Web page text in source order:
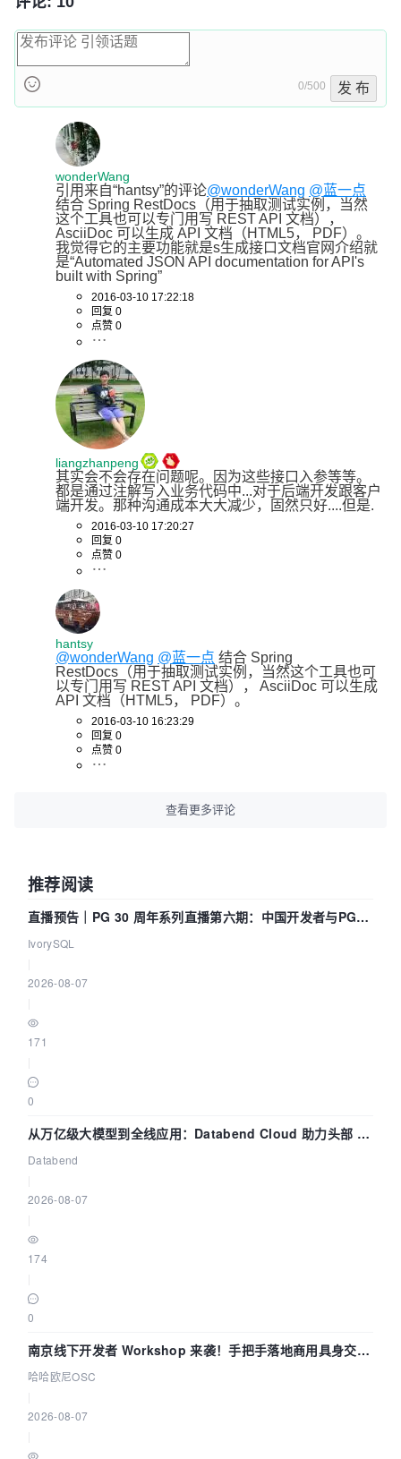
0/500 发 布
wonderWang
引用来自“hantsy”的评论@wonderWang @蓝一点
结合 Spring RestDocs（用于抽取测试实例，当然
这个工具也可以专门用写 REST API 文档），
AsciiDoc 可以生成 API 文档（HTML5， PDF）。
我觉得它的主要功能就是s生成接口文档官网介绍就
是“Automated JSON API documentation for API's
built with Spring”
2016-03-10 17:22:18
回复 0
点赞 0
liangzhanpeng
其实会不会存在问题呢。因为这些接口入参等等。
都是通过注解写入业务代码中...对于后端开发跟客户
端开发。那种沟通成本大大减少，固然只好....但是.
2016-03-10 17:20:27
回复 0
点赞 0
hantsy
@wonderWang @蓝一点 结合 Spring
RestDocs（用于抽取测试实例，当然这个工具也可
以专门用写 REST API 文档）， AsciiDoc 可以生成
API 文档（HTML5， PDF）。
2016-03-10 16:23:29
回复 0
点赞 0
查看更多评论
推荐阅读
直播预告｜PG 30 周年系列直播第六期：中国开发者与PG内
核——我们改得动吗？我们贡献了什么？
IvorySQL
2026-08-07
171
0
从万亿级大模型到全线应用：Databend Cloud 助力头部 AI
企业构建全链路 Trace 数据管道
Databend
2026-08-07
174
0
南京线下开发者 Workshop 来袭！手把手落地商用具身交互
智能 Agent 应用
哈哈欧尼OSC
2026-08-07